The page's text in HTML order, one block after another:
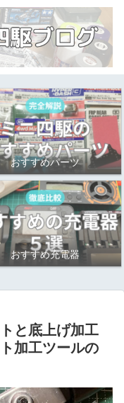
おすすめパーツ
おすすめ充電器
と底上げ加工
加工ツールの